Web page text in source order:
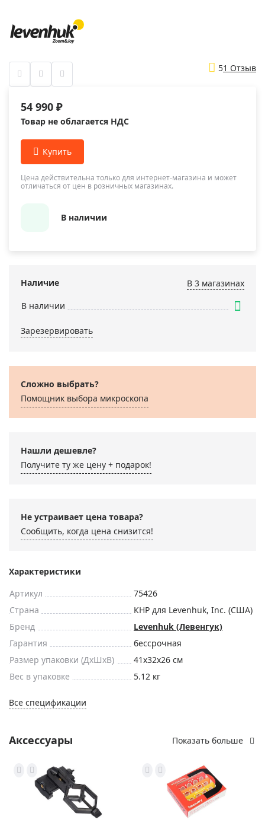
51 Отзыв
54 990 ₽
Товар не облагается НДС
Цена действительна только для интернет-магазина и может
отличаться от цен в розничных магазинах.
В наличии
Наличие
В 3 магазинах
В наличии
Зарезервировать
Сложно выбрать?
Помощник выбора микроскoпа
Нашли дешевле?
Получите ту же цену + подарок!
Не устраивает цена товара?
Сообщить, когда цена снизится!
Характеристики
Артикул
75426
Страна
КНР для Levenhuk, Inc. (США)
Бренд
Levenhuk (Левенгук)
Гарантия
бессрочная
Размер упаковки (ДxШxВ)
41x32x26 см
Вес в упаковке
5.12 кг
Все спецификации
Аксессуары Показать больше